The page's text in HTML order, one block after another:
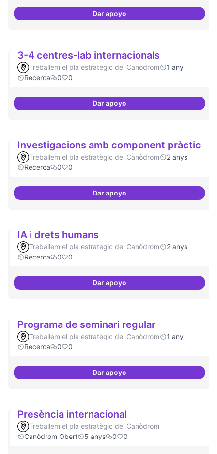
Dar apoyoPrograma cultural a nivell de
3-4 centres-lab internacionals
Treballem el pla estratègic del Canòdrom
1 any
Recerca
0 0
Dar apoyo3-4 centres-lab internacionals
Investigacions amb component pràctic
Treballem el pla estratègic del Canòdrom
2 anys
Recerca
0 0
Dar apoyoInvestigacions amb component
IA i drets humans
Treballem el pla estratègic del Canòdrom
2 anys
Recerca
0 0
Dar apoyoIA i drets humans
Programa de seminari regular
Treballem el pla estratègic del Canòdrom
1 any
Recerca
0 0
Dar apoyoPrograma de seminari regular
Presència internacional
Treballem el pla estratègic del Canòdrom
Canòdrom Obert
5 anys 0 0